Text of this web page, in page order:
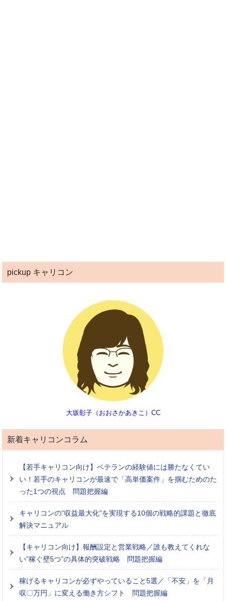
pickup キャリコン
大坂彰子（おおさかあきこ）CC
新着キャリコンコラム
【若手キャリコン向け】ベテランの経験値には勝たなくてい
い！若手のキャリコンが最速で「高単価案件」を掴むためのた
った1つの視点 問題把握編
キャリコンの”収益最大化”を実現する10個の戦略的課題と徹底
解決マニュアル
【キャリコン向け】報酬設定と営業戦略／誰も教えてくれな
い”稼ぐ壁5つ”の具体的突破戦略 問題把握編
稼げるキャリコンが必ずやっていること5選／「不安」を「月
収〇万円」に変える働き方シフト 問題把握編